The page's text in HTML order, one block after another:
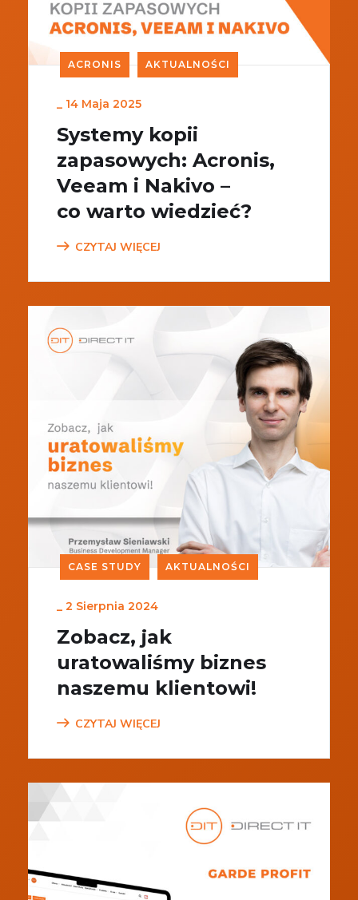
ACRONIS AKTUALNOŚCI
_ 14 Maja 2025
Systemy kopii
zapasowych: Acronis,
Veeam i Nakivo –
co warto wiedzieć?
CZYTAJ WIĘCEJ
CASE STUDY AKTUALNOŚCI
_ 2 Sierpnia 2024
Zobacz, jak
uratowaliśmy biznes
naszemu klientowi!
CZYTAJ WIĘCEJ